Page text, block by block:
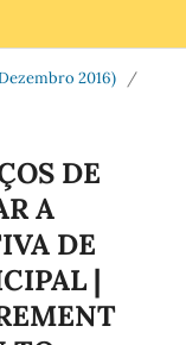
2016)
/
DE
A
DE
|